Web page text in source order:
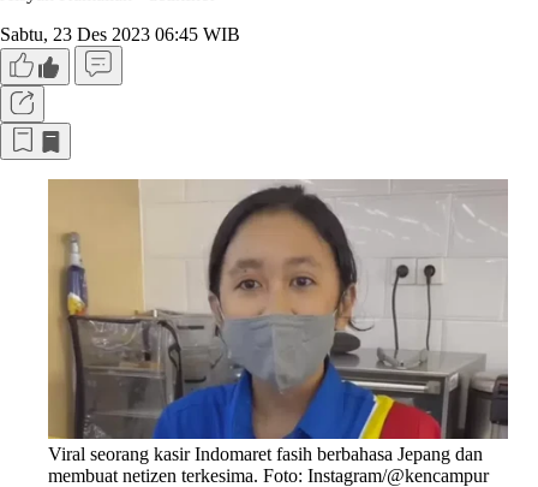
Sabtu, 23 Des 2023 06:45 WIB
Viral seorang kasir Indomaret fasih berbahasa Jepang dan
membuat netizen terkesima. Foto: Instagram/@kencampur